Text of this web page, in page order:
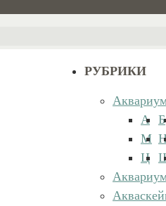
РУБРИКИ
А Б
М
Ц